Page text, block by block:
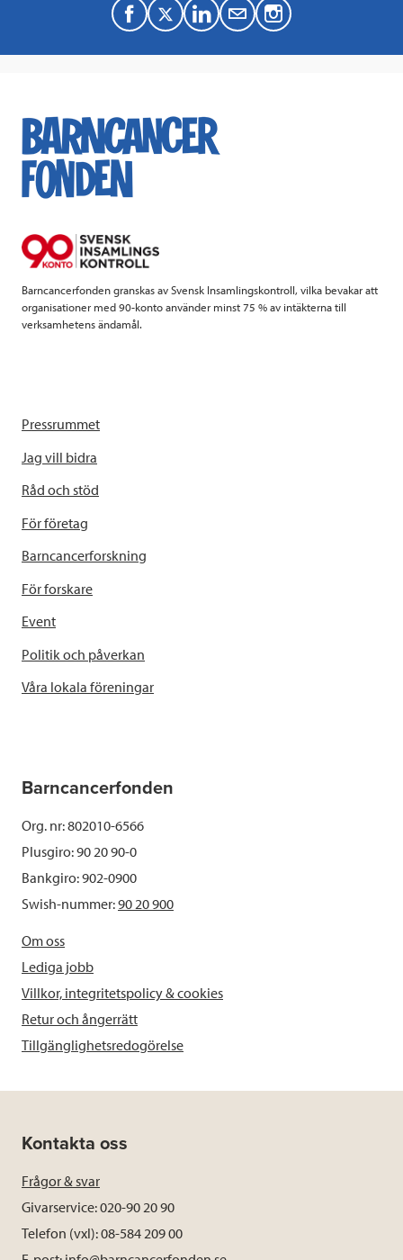
F
a
e
b
k
T
w
t
t
L
i
k
e
M
a
Barncancerfonden granskas av Svensk Insamlingskontroll, vilka bevakar att
organisationer med 90-konto använder minst 75 % av intäkterna till
verksamhetens ändamål.
Pressrummet
Jag vill bidra
Råd och stöd
För företag
Barncancerforskning
För forskare
Event
Politik och påverkan
Våra lokala föreningar
Barncancerfonden
Org. nr: 802010-6566
Plusgiro: 90 20 90-0
Bankgiro: 902-0900
Swish-nummer:90 20 900
Om oss
Lediga jobb
Villkor, integritetspolicy & cookies
Retur och ångerrätt
Tillgänglighetsredogörelse
Kontakta oss
Frågor & svar
Givarservice: 020-90 20 90
Telefon (vxl): 08-584 209 00